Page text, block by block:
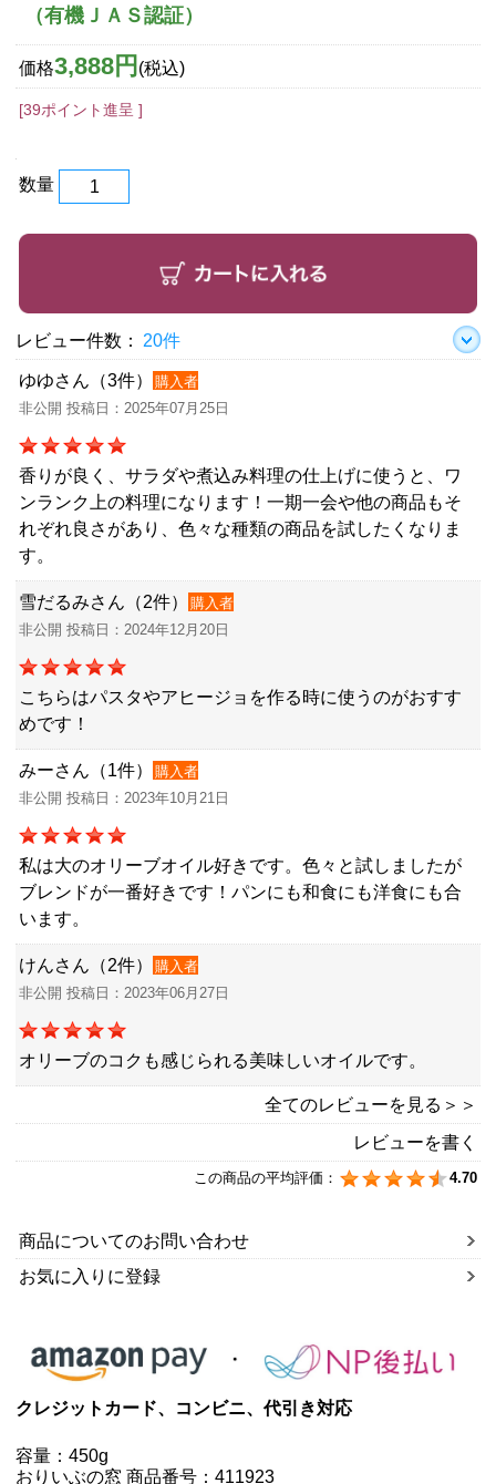
（有機ＪＡＳ認証）
価格3,888円 (税込)
[39ポイント進呈 ]
数量
レビュー件数： 20件
ゆゆさん（3件）
購入者
非公開 投稿日：2025年07月25日
香りが良く、サラダや煮込み料理の仕上げに使うと、ワ
ンランク上の料理になります！一期一会や他の商品もそ
れぞれ良さがあり、色々な種類の商品を試したくなりま
す。
雪だるみさん（2件）
購入者
非公開 投稿日：2024年12月20日
こちらはパスタやアヒージョを作る時に使うのがおすす
めです！
みーさん（1件）
購入者
非公開 投稿日：2023年10月21日
私は大のオリーブオイル好きです。色々と試しましたが
ブレンドが一番好きです！パンにも和食にも洋食にも合
います。
けんさん（2件）
購入者
非公開 投稿日：2023年06月27日
オリーブのコクも感じられる美味しいオイルです。
全てのレビューを見る＞＞
レビューを書く
この商品の平均評価： 4.70
商品についてのお問い合わせ
お気に入りに登録
クレジットカード、コンビニ、代引き対応
容量：450g
おりいぶの窓 商品番号：411923